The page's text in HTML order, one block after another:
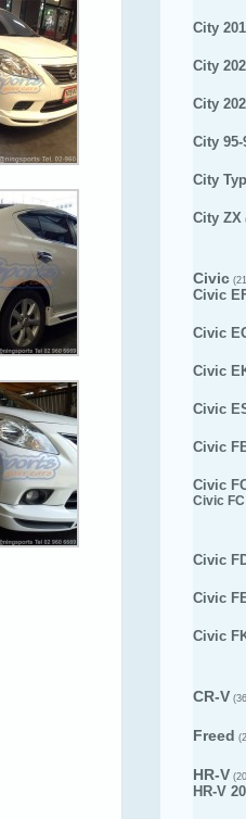
City
City
City
City 95-
City
City ZX
Civic
Civic
Civic
Civic
Civic
Civic
Civic
Civic
Civic
Civic
Civic
CR-V
Freed
HR-V
HR-V